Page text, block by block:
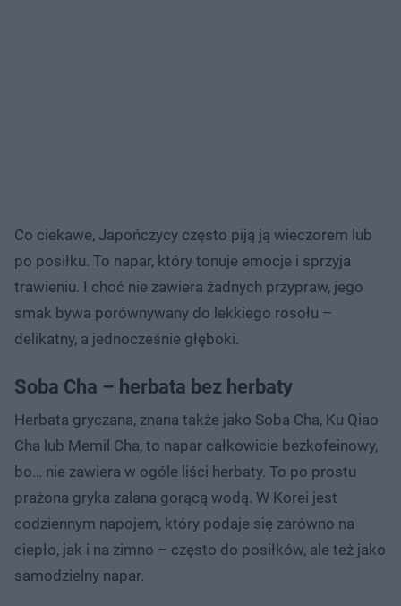
Co ciekawe, Japończycy często piją ją wieczorem lub
po posiłku. To napar, który tonuje emocje i sprzyja
trawieniu. I choć nie zawiera żadnych przypraw, jego
smak bywa porównywany do lekkiego rosołu –
delikatny, a jednocześnie głęboki.
Soba Cha – herbata bez herbaty
Herbata gryczana, znana także jako Soba Cha, Ku Qiao
Cha lub Memil Cha, to napar całkowicie bezkofeinowy,
bo… nie zawiera w ogóle liści herbaty. To po prostu
prażona gryka zalana gorącą wodą. W Korei jest
codziennym napojem, który podaje się zarówno na
ciepło, jak i na zimno – często do posiłków, ale też jako
samodzielny napar.